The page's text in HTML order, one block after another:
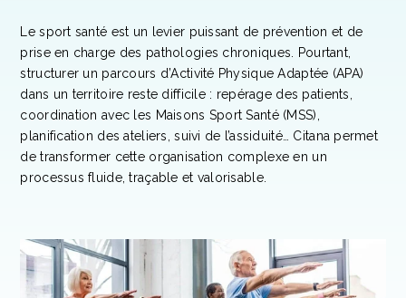
Le sport santé est un levier puissant de prévention et de
prise en charge des pathologies chroniques. Pourtant,
structurer un parcours d’Activité Physique Adaptée (APA)
dans un territoire reste difficile : repérage des patients,
coordination avec les Maisons Sport Santé (MSS),
planification des ateliers, suivi de l’assiduité… Citana permet
de transformer cette organisation complexe en un
processus fluide, traçable et valorisable.